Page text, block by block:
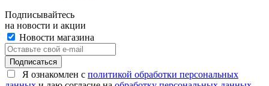
Подписывайтесь
на новости и акции
Новости магазина
Я ознакомлен с политикой обработки персональных